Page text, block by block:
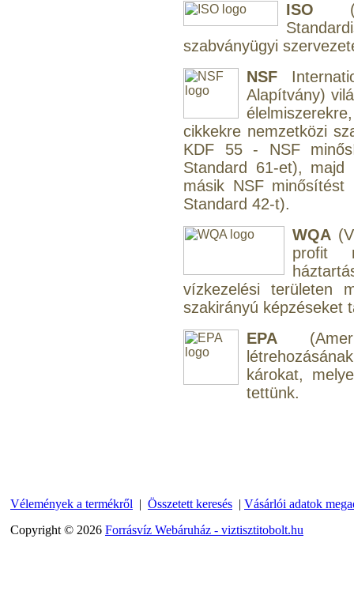
ISO
szabványügyi
NSF
Alapítvány)
cikkekre nemzetközi
KDF 55 - NSF
Standard 61-et),
másik NSF minősítést
Standard 42-t).
WQA
profit
vízkezelési területen
szakirányú képzéseket
EPA
károkat,
tettünk.
Vélemények a termékről | Összetett keresés | Vásárlói adatok
Copyright © 2026 Forrásvíz Webáruház - viztisztitobolt.hu